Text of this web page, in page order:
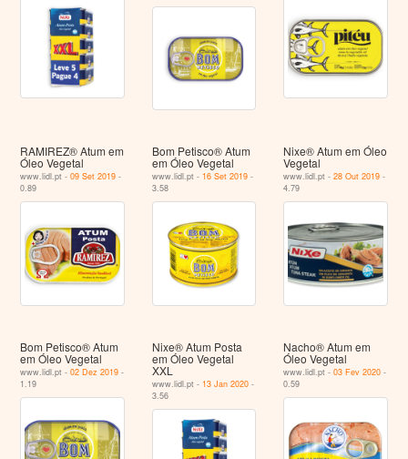
RAMIREZ® Atum em
Óleo Vegetal
www.lidl.pt -09 Set 2019 -
0.89
Bom Petisco® Atum
em Óleo Vegetal
www.lidl.pt - 16 Set 2019-
3.58
Nixe® Atum em Óleo
Vegetal
www.lidl.pt -28 Out 2019 -
4.79
Bom Petisco® Atum
em Óleo Vegetal
www.lidl.pt -02 Dez 2019 -
1.19
Nixe® Atum Posta
em Óleo Vegetal
XXL
www.lidl.pt - 13 Jan 2020-
3.56
Nacho® Atum em
Óleo Vegetal
www.lidl.pt -03 Fev 2020 -
0.59